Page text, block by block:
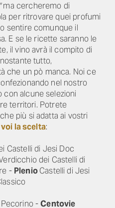
ma cercheremo di
per ritrovare quei profumi
sentire comunque il
E se le ricette saranno le
il vino avrà il compito di
tutto,
che un pò manca. Noi ce
nel nostro
con alcune selezioni
territori. Potrete
più si adatta ai vostri
la scelta:
Castelli di Jesi Doc
dei Castelli di
- PlenioCastelli di Jesi
Pecorino -Centovie